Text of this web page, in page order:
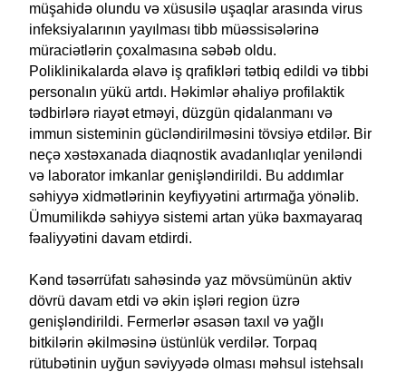
müşahidə olundu və xüsusilə uşaqlar arasında virus
infeksiyalarının yayılması tibb müəssisələrinə
müraciətlərin çoxalmasına səbəb oldu.
Poliklinikalarda əlavə iş qrafikləri tətbiq edildi və tibbi
personalın yükü artdı. Həkimlər əhaliyə profilaktik
tədbirlərə riayət etməyi, düzgün qidalanmanı və
immun sisteminin gücləndirilməsini tövsiyə etdilər. Bir
neçə xəstəxanada diaqnostik avadanlıqlar yeniləndi
və laborator imkanlar genişləndirildi. Bu addımlar
səhiyyə xidmətlərinin keyfiyyətini artırmağa yönəlib.
Ümumilikdə səhiyyə sistemi artan yükə baxmayaraq
fəaliyyətini davam etdirdi.
Kənd təsərrüfatı sahəsində yaz mövsümünün aktiv
dövrü davam etdi və əkin işləri region üzrə
genişləndirildi. Fermerlər əsasən taxıl və yağlı
bitkilərin əkilməsinə üstünlük verdilər. Torpaq
rütubətinin uyğun səviyyədə olması məhsul istehsalı